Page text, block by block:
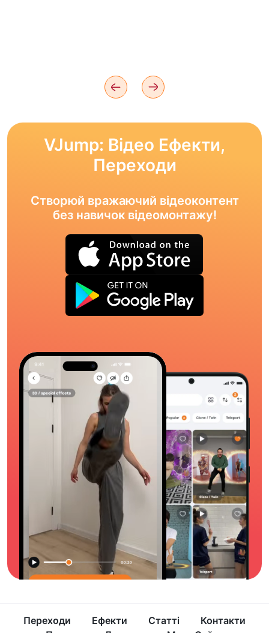
VJump: Відео Ефекти,
Переходи
Створюй вражаючий відеоконтент
без навичок відеомонтажу!
Переходи Ефекти Статті
Контакти